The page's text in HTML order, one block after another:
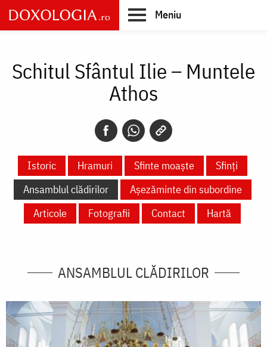
Skip
to
main
Meniu
Schitul Sfântul Ilie – Muntele
Athos
Istoric Hramuri Sfinte moaște
Sfinți
Ansamblul clădirilor
Așezăminte din subordine
Articole
Fotografii Contact Hartă
ANSAMBLUL CLĂDIRILOR